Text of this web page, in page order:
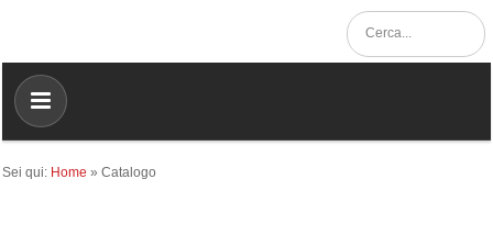
Sei qui: Home » Catalogo